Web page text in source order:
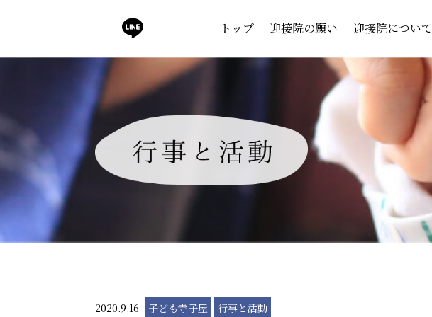
トップ 迎接院の願い 迎接院について
2020.9.16 子ども寺子屋 行事と活動